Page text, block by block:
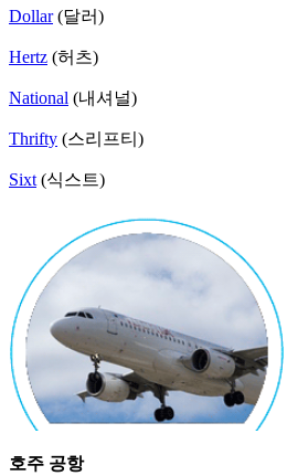
Dollar(달러)
Hertz (허츠)
National (내셔널)
Thrifty (스리프티)
Sixt (식스트)
호주 공항